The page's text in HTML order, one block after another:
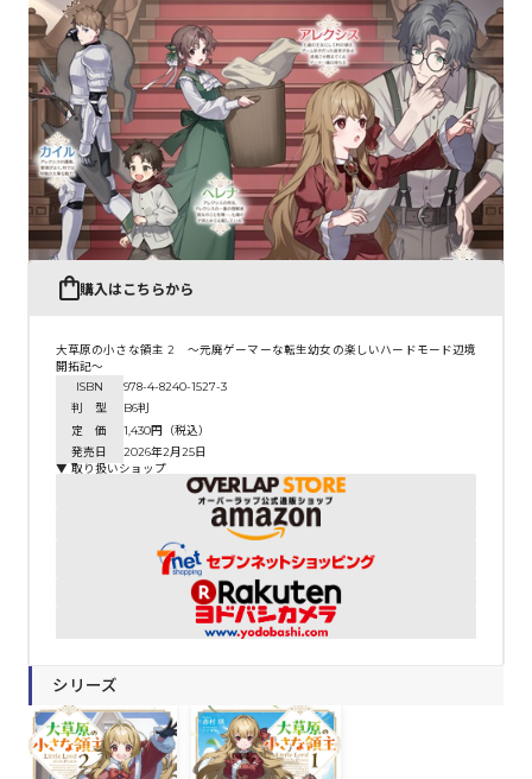
購入はこちらから
大草原の小さな領主 2 ～元廃ゲーマーな転生幼女の楽しいハードモード辺境
開拓記～
ISBN
978-4-8240-1527-3
判 型
B6判
定 価
1,430円（税込）
発売日
2026年2月25日
▼ 取り扱いショップ
シリーズ